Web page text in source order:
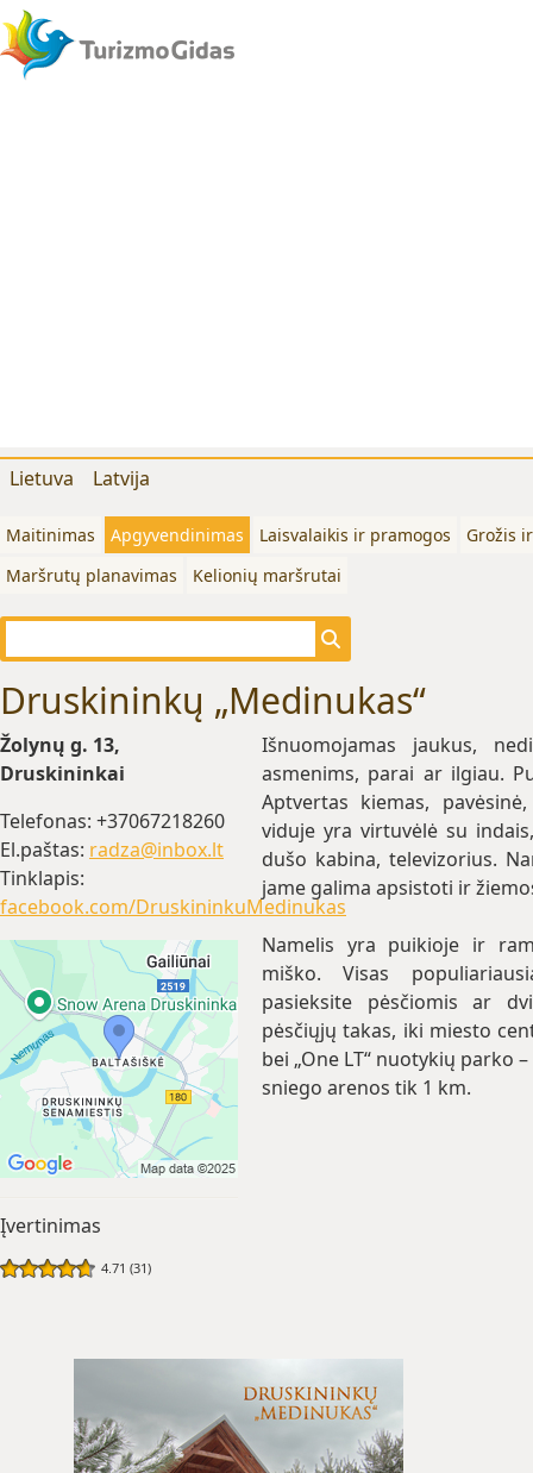
Lietuva Latvija
Maitinimas Apgyvendinimas Laisvalaikis ir pramogos
Grožis
Maršrutų planavimas
Kelionių maršrutai
Druskininkų „Medinukas“
Žolynų g. 13,
Druskininkai
Telefonas: +37067218260
El.paštas: radza@inbox.lt
Tinklapis:
facebook.com/DruskininkuMedinukas
Įvertinimas
4.71 (31)
Išnuomojamas jaukus,
asmenims, parai ar ilgiau.
Aptvertas kiemas,
viduje yra virtuvėlė su
dušo kabina, televizorius.
jame galima apsistoti ir
Namelis yra puikioje ir
miško. Visas
pasieksite pėsčiomis ar
pėsčiųjų takas, iki miesto
bei „One LT“ nuotykių parko
sniego arenos tik 1 km.